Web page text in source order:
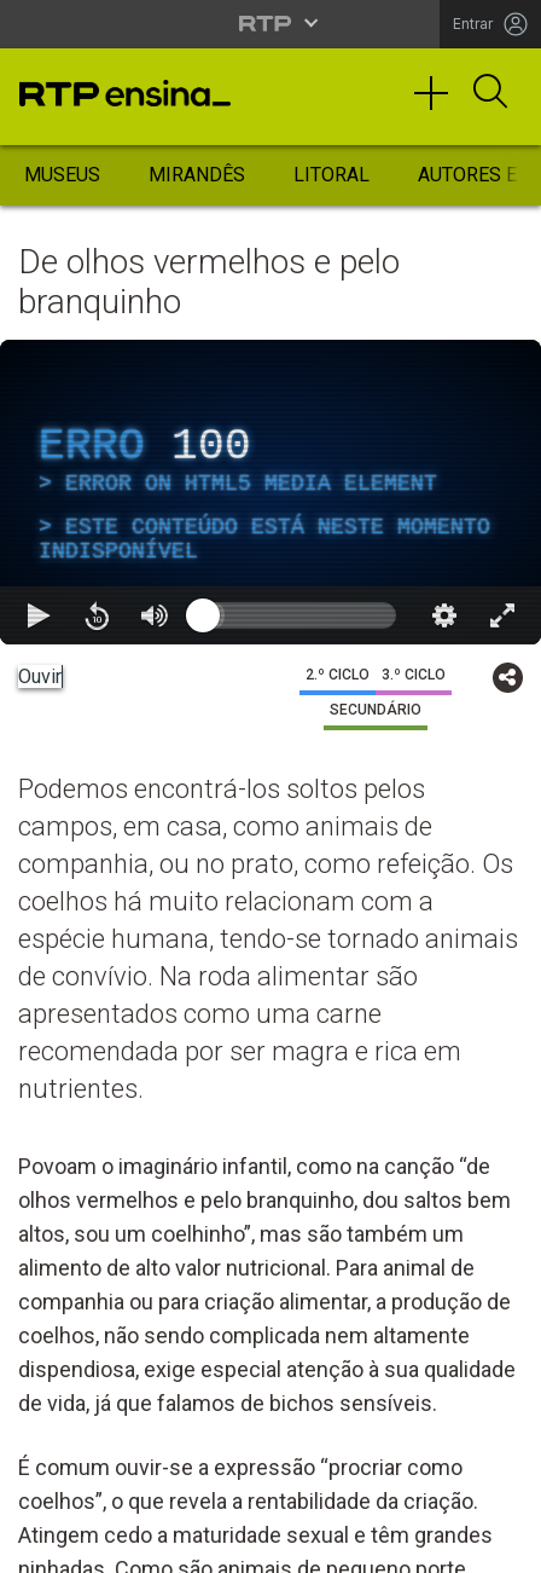
Entrar
MUSEUS MIRANDÊS LITORAL AUTORES
De olhos vermelhos e pelo
branquinho
ERRO 100
ERROR ON HTML5 MEDIA ELEMENT
ESTE CONTEÚDO ESTÁ NESTE MOMENTO
INDISPONÍVEL
Ouvir 2.º CICLO 3.º CICLO
SECUNDÁRIO
Podemos encontrá-los soltos pelos
campos, em casa, como animais de
companhia, ou no prato, como refeição. Os
coelhos há muito relacionam com a
espécie humana, tendo-se tornado animais
de convívio. Na roda alimentar são
apresentados como uma carne
recomendada por ser magra e rica em
nutrientes.
Povoam o imaginário infantil, como na canção “de
olhos vermelhos e pelo branquinho, dou saltos bem
altos, sou um coelhinho”, mas são também um
alimento de alto valor nutricional. Para animal de
companhia ou para criação alimentar, a produção de
coelhos, não sendo complicada nem altamente
dispendiosa, exige especial atenção à sua qualidade
de vida, já que falamos de bichos sensíveis.
É comum ouvir-se a expressão “procriar como
coelhos”, o que revela a rentabilidade da criação.
Atingem cedo a maturidade sexual e têm grandes